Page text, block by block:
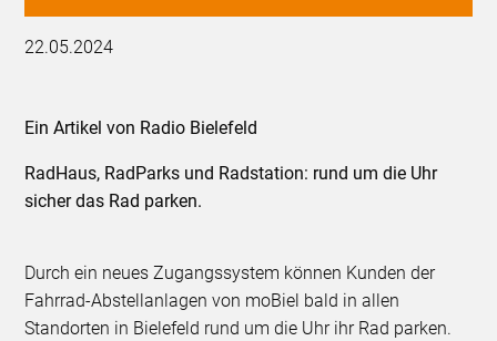
22.05.2024
Ein Artikel von Radio Bielefeld
RadHaus, RadParks und Radstation: rund um die Uhr
sicher das Rad parken.
Durch ein neues Zugangssystem können Kunden der
Fahrrad-Abstellanlagen von moBiel bald in allen
Standorten in Bielefeld rund um die Uhr ihr Rad parken.